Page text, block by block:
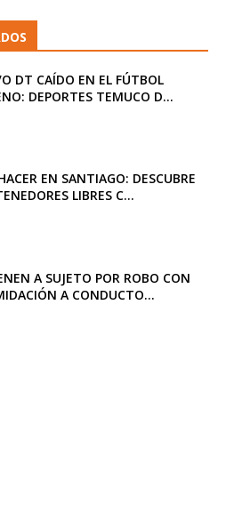
DT CAÍDO EN EL FÚTBOL
DEPORTES TEMUCO D...
EN SANTIAGO: DESCUBRE
LIBRES C...
A SUJETO POR ROBO CON
A CONDUCTO...